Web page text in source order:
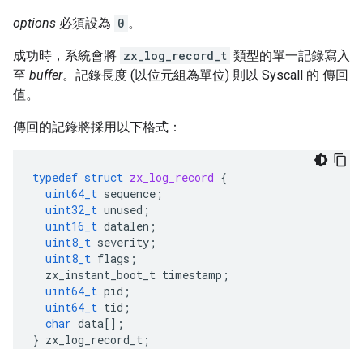
options 必須設為 0 。
成功時，系統會將 zx_log_record_t 類型的單一記錄寫入
至 buffer。記錄長度 (以位元組為單位) 則以 Syscall 的 傳回
值。
傳回的記錄將採用以下格式：
typedef struct zx_log_record {
uint64_t sequence ;
uint32_t unused ;
uint16_t datalen ;
uint8_t severity ;
uint8_t flags ;
zx_instant_boot_t timestamp ;
uint64_t pid ;
uint64_t tid ;
char data[];
} zx_log_record_t ;